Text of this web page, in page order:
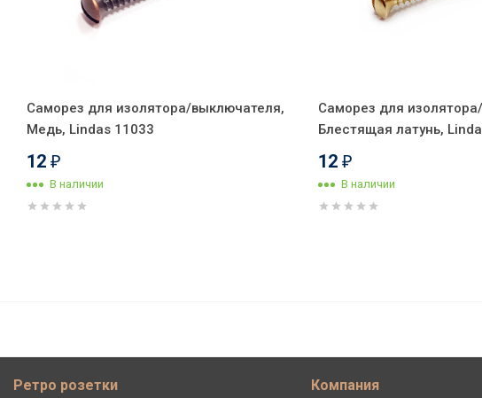
Саморез для изолятора/выключателя,
Медь, Lindas 11033
12 ₽
В наличии
Саморез для
Блестящая латунь,
12 ₽
В наличии
Ретро розетки Компания